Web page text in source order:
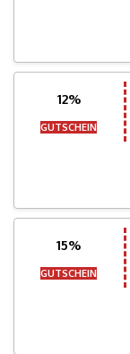
12%
GUTSCHEIN
15%
GUTSCHEIN